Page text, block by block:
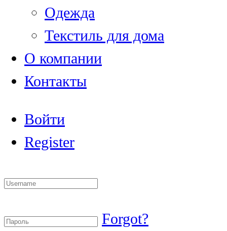
Одежда
Текстиль для дома
О компании
Контакты
Войти
Register
Forgot?